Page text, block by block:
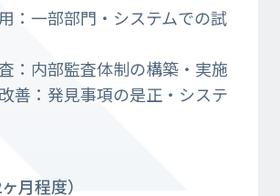
：一部部門・システムでの試
：内部監査体制の構築・実施​
善：発見事項の是正・システ
月程度）